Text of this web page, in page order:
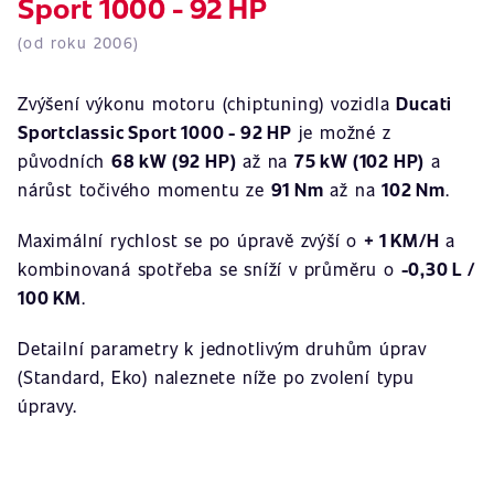
(od roku 2006)
Zvýšení výkonu motoru (chiptuning) vozidlaDucati
Sportclassic Sport 1000 - 92 HP je možné z
původních68 kW (92 HP) až na75 kW (102 HP) a
nárůst točivého momentu ze 91 Nm až na102 Nm.
Maximální rychlost se po úpravě zvýší o + 1 KM/H a
kombinovaná spotřeba se sníží v průměru o -0,30 L /
100 KM.
Detailní parametry k jednotlivým druhům úprav
(Standard, Eko) naleznete níže po zvolení typu
úpravy.